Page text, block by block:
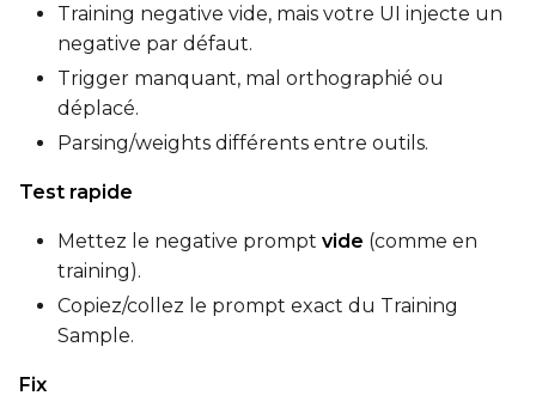
Training negative vide, mais votre UI injecte un
negative par défaut.
Trigger manquant, mal orthographié ou
déplacé.
Parsing/weights différents entre outils.
Test rapide
Mettez le negative prompt vide (comme en
training).
Copiez/collez le prompt exact du Training
Sample.
Fix